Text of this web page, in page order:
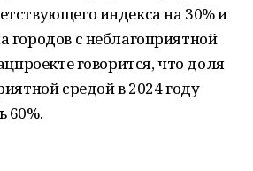
индекса на 30% и
городов с неблагоприятной
говорится, что доля
средой в 2024 году
60%.